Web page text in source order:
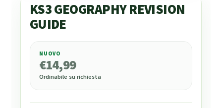
KS3 GEOGRAPHY REVISION
GUIDE
14,99
NUOVO
€14,99
Ordinabile su richiesta